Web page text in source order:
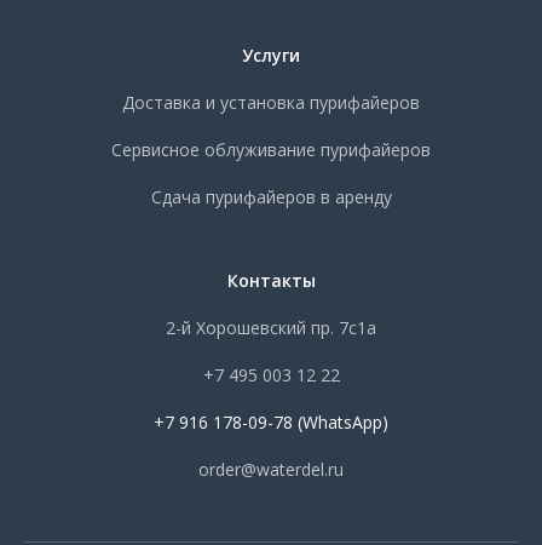
Услуги
Доставка и установка пурифайеров
Сервисное облуживание пурифайеров
Сдача пурифайеров в аренду
Контакты
2-й Хорошевский пр. 7с1а
+7 495 003 12 22
+7 916 178-09-78 (WhatsApp)
order@waterdel.ru